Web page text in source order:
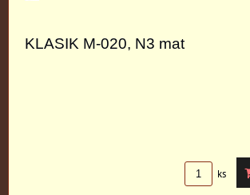
KLASIK M-020, N3 mat
ks